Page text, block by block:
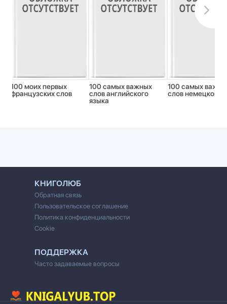
100 моих первых
французских слов
100 самых важных
слов английского
языка
100 самых
слов немецкого
КНИГОЛЮБ
Обратная связь
Пользовательское соглашение
Политика конфиденциальности
Cookie
ПОДДЕРЖКА
Часто задаваемые вопросы